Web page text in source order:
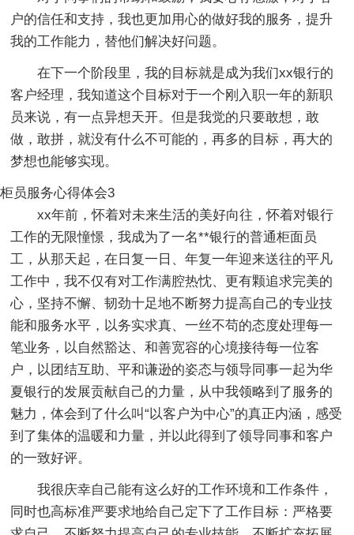
户的信任和支持，我也更加用心的做好我的服务，提升
我的工作能力，替他们解决好问题。
在下一个阶段里，我的目标就是成为我们xx银行的
客户经理，我知道这个目标对于一个刚入职一年的新职
员来说，有一点异想天开。但是我觉的只要敢想，敢
做，敢拼，就没有什么不可能的，再多的目标，再大的
梦想也能够实现。
柜员服务心得体会3
xx年前，怀着对未来生活的美好向往，怀着对银行
工作的无限憧憬，我成为了一名**银行的普通柜面员
工，从那天起，在日复一日、年复一年迎来送往的平凡
工作中，我不仅有对工作满腔热忱、更有颗追求完美的
心，坚持不懈、韧劲十足地不断努力提高自己的专业技
能和服务水平，以务实求真、一丝不苟的态度处理每一
笔业务，以自然豁达、和善宽容的心境接待每一位客
户，以团结互助、平和谦逊的姿态与领导同事一起为华
夏银行的发展贡献自己的力量，从中我领略到了服务的
魅力，体会到了什么叫“以客户为中心”的真正内涵，感受
到了集体的温暖和力量，并以此得到了领导同事和客户
的一致好评。
我很庆幸自己能有这么好的工作环境和工作条件，
同时也高标准严要求地给自己定下了工作目标：严格要